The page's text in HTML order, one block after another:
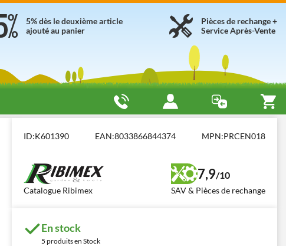
Pièces de rechange +
Service Après-Vente
5% dès le deuxième article
ajouté au panier
ID:K601390 EAN:8033866844374 MPN:PRCEN018
Catalogue Ribimex
7,9/10
SAV & Pièces de rechange
En stock
5 produits en Stock